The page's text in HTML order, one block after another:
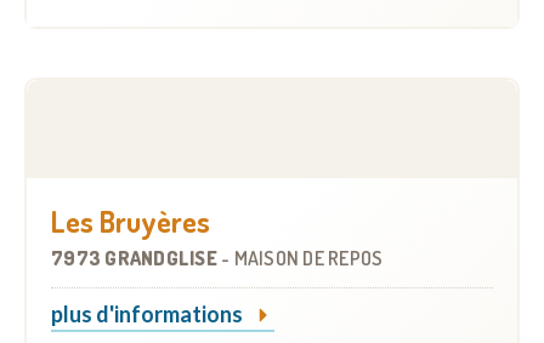
Les Bruyères
7973 GRANDGLISE - MAISON DE REPOS
plus d'informations